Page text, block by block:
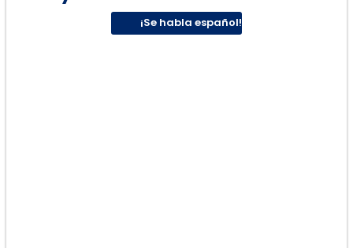
¡Se habla español!